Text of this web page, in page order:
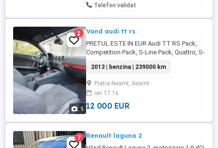
Telefon validat
5
2 Vand audi tt rs
PRETUL ESTE IN EUR Audi TT RS Pack,
Competition Pack, S-Line Pack, Quattro, S-
Quattro Facelift RS Pack Competition
Pack S-Line Pack Filtru KN Sport Discuri
Fata Aerisite + Sistem RS Suspensie S-
Line Cutie automata S-Tronic 6+1 Dublu
Ambreiaj ...
2013 | benzina | 239000 km
Piatra Neamt, Neamt
ieri 17:16
12 000 EUR
7 Renault laguna 2